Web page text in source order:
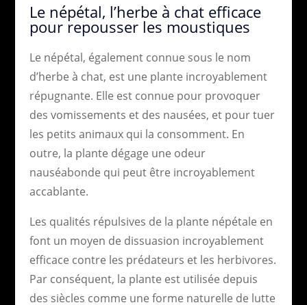
Le népétal, l’herbe à chat efficace
pour repousser les moustiques
Le népétal, également connue sous le nom
d’herbe à chat, est une plante incroyablement
répugnante. Elle est connue pour provoquer
des vomissements et des nausées, et pour tuer
les petits animaux qui la consomment. En
outre, la plante dégage une odeur
nauséabonde qui peut être incroyablement
accablante.
Les qualités répulsives de la plante népétale en
font un moyen de dissuasion incroyablement
efficace contre les prédateurs et les herbivores.
Par conséquent, la plante est utilisée depuis
des siècles comme une forme naturelle de lutte